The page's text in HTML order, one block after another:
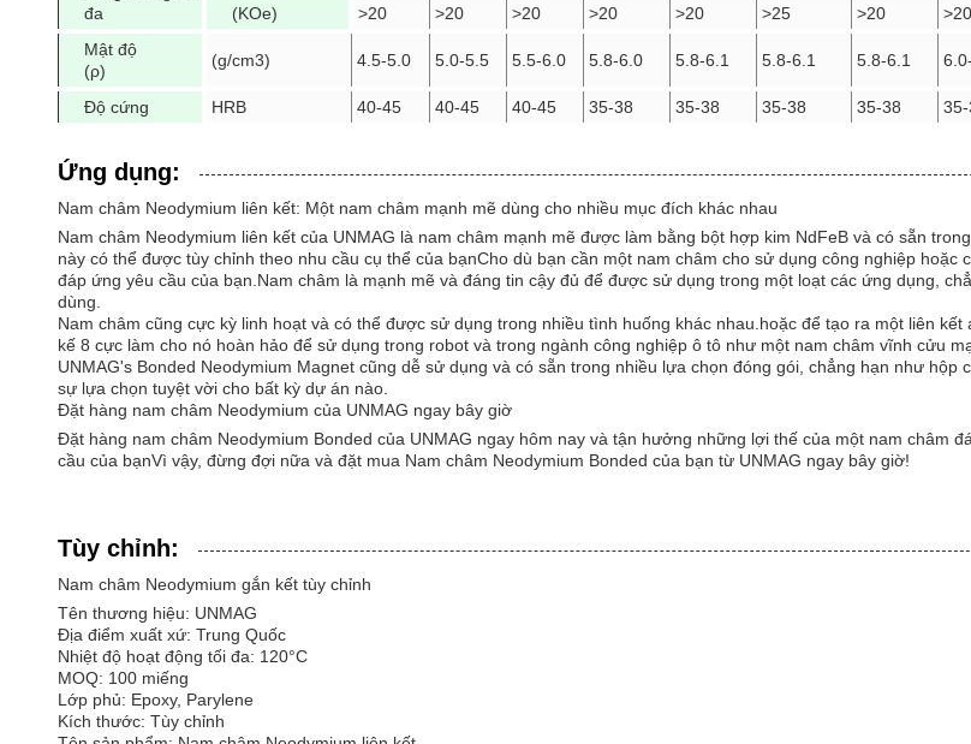
đa
(KOe) >20 >20 >20 >20 >20 >25 >20 >20
Mật độ
(ρ)
(g/cm3) 4.5-5.0 5.0-5.5 5.5-6.0 5.8-6.0 5.8-6.1 5.8-6.1 5.8-6.1
Độ cứng HRB 40-45 40-45 40-45 35-38 35-38 35-38 35-38 35-
Ứng dụng:
Nam châm Neodymium liên kết: Một nam châm mạnh mẽ dùng cho nhiều mục đích khác nhau
Nam châm Neodymium liên kết của UNMAG là nam châm mạnh mẽ được làm bằng bột hợp kim NdFeB và có sẵn
này có thể được tùy chỉnh theo nhu cầu cụ thể của bạnCho dù bạn cần một nam châm cho sử dụng công nghiệp
đáp ứng yêu cầu của bạn.Nam châm là mạnh mẽ và đáng tin cậy đủ để được sử dụng trong một loạt các ứng dụng,
dùng.
Nam châm cũng cực kỳ linh hoạt và có thể được sử dụng trong nhiều tình huống khác nhau.hoặc để tạo ra một liên
kế 8 cực làm cho nó hoàn hảo để sử dụng trong robot và trong ngành công nghiệp ô tô như một nam châm vĩnh cửu
UNMAG's Bonded Neodymium Magnet cũng dễ sử dụng và có sẵn trong nhiều lựa chọn đóng gói, chẳng hạn như
sự lựa chọn tuyệt vời cho bất kỳ dự án nào.
Đặt hàng nam châm Neodymium của UNMAG ngay bây giờ
Đặt hàng nam châm Neodymium Bonded của UNMAG ngay hôm nay và tận hưởng những lợi thế của một nam châm
cầu của bạnVì vậy, đừng đợi nữa và đặt mua Nam châm Neodymium Bonded của bạn từ UNMAG ngay bây giờ!
Tùy chỉnh:
Nam châm Neodymium gắn kết tùy chỉnh
Tên thương hiệu: UNMAG
Địa điểm xuất xứ: Trung Quốc
Nhiệt độ hoạt động tối đa: 120°C
MOQ: 100 miếng
Lớp phủ: Epoxy, Parylene
Kích thước: Tùy chỉnh